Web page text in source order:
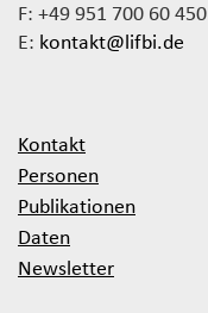
F: +49 951 700 60 450
E: kontakt@lifbi.de
Kontakt
Personen
Publikationen
Daten
Newsletter